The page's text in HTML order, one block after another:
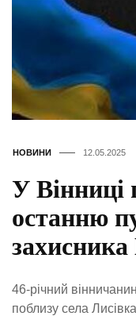
НОВИНИ 12.05.2025
У Вінниці
останню
46-річний
поблизу села